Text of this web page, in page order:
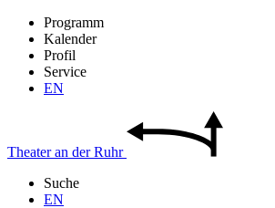
Programm
Kalender
Profil
Service
EN
Theateran derRuhr
Suche
EN